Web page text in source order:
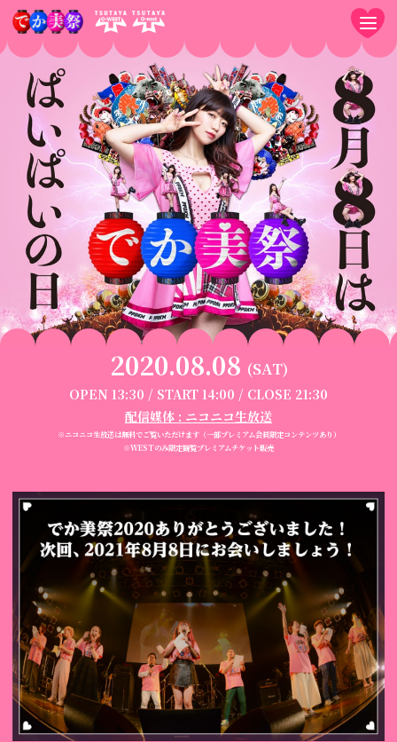
2020.08.08 (SAT)
OPEN 13:30 / START 14:00 / CLOSE 21:30
配信媒体 : ニコニコ生放送
※ニコニコ生放送は無料でご覧いただけます（一部プレミアム会員限定コンテンツあり）
※WESTのみ限定観覧プレミアムチケット販売